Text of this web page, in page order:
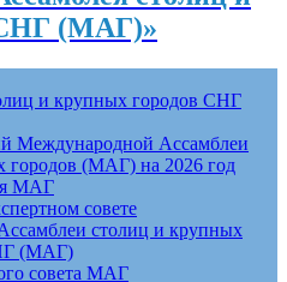
СНГ (МАГ)»
и крупных городов СНГ
Международной Ассамблеи
городов (МАГ) на 2026 год
МАГ
совете
столиц и крупных
(МАГ)
совета МАГ